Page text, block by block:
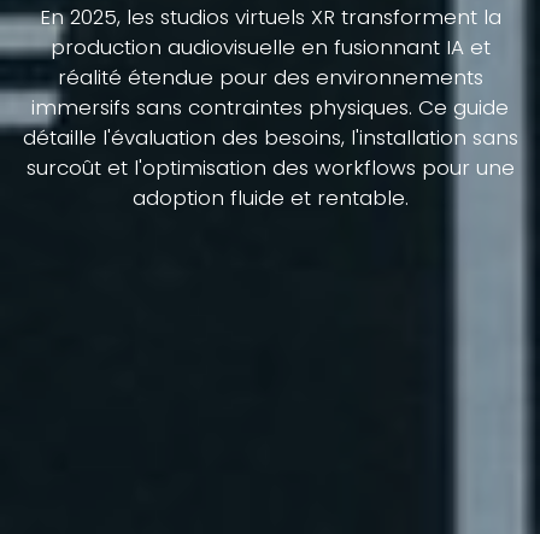
En 2025, les studios virtuels XR transforment la
production audiovisuelle en fusionnant IA et
réalité étendue pour des environnements
immersifs sans contraintes physiques. Ce guide
détaille l'évaluation des besoins, l'installation sans
surcoût et l'optimisation des workflows pour une
adoption fluide et rentable.